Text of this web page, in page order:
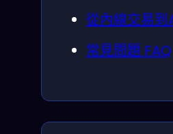
從內線交易到
常見問題 FAQ